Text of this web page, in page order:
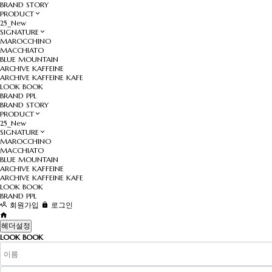
BRAND STORY
PRODUCT
25_New
SIGNATURE
MAROCCHINO
MACCHIATO
BLUE MOUNTAIN
ARCHIVE KAFFEINE
ARCHIVE KAFFEINE KAFE
LOOK BOOK
BRAND PPL
BRAND STORY
PRODUCT
25_New
SIGNATURE
MAROCCHINO
MACCHIATO
BLUE MOUNTAIN
ARCHIVE KAFFEINE
ARCHIVE KAFFEINE KAFE
LOOK BOOK
BRAND PPL
회원가입
로그인
헤더설정
LOOK BOOK